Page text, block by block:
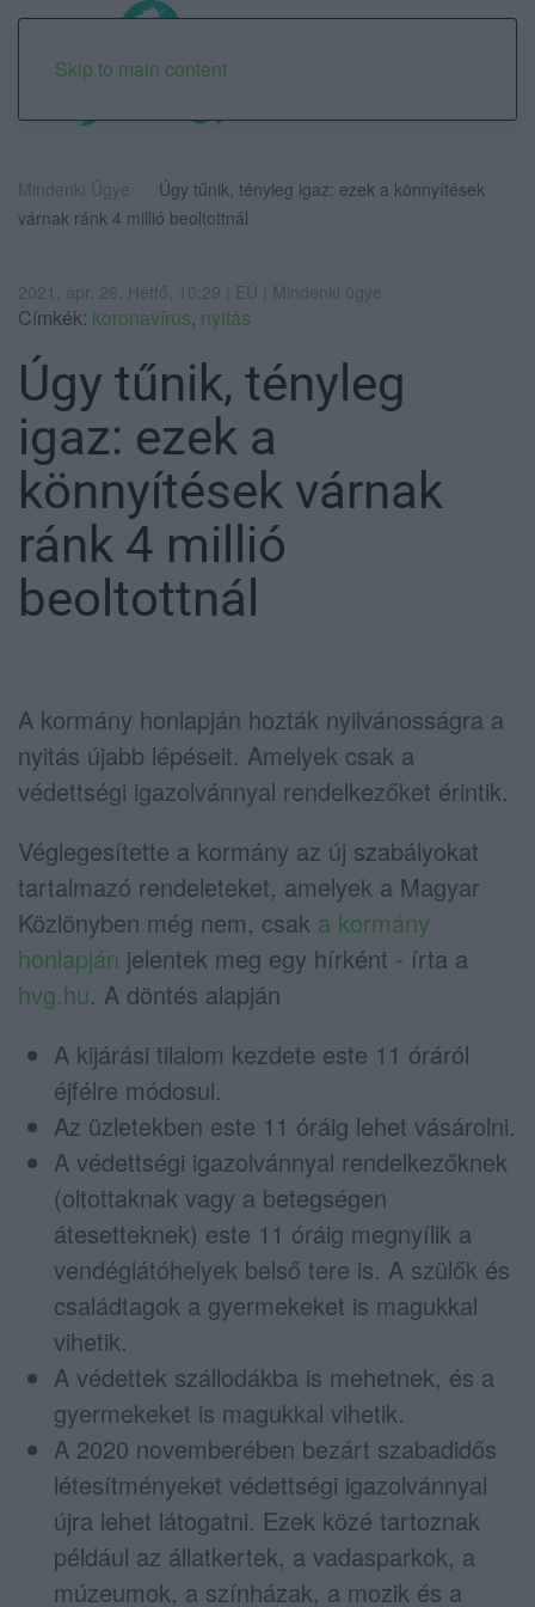
Skip to main content
Mindenki Ügye
Úgy tűnik, tényleg igaz: ezek a könnyítések
várnak ránk 4 millió beoltottnál
2021. ápr. 26. Hétfő, 10:29 | EÜ | Mindenki ügye
Címkék: koronavírus, nyitás
Úgy tűnik, tényleg
igaz: ezek a
könnyítések várnak
ránk 4 millió
beoltottnál
A kormány honlapján hozták nyilvánosságra a
nyitás újabb lépéseit. Amelyek csak a
védettségi igazolvánnyal rendelkezőket érintik.
Véglegesítette a kormány az új szabályokat
tartalmazó rendeleteket, amelyek a Magyar
Közlönyben még nem, csak a kormány
honlapján jelentek meg egy hírként - írta a
hvg.hu. A döntés alapján
A kijárási tilalom kezdete este 11 óráról
éjfélre módosul.
Az üzletekben este 11 óráig lehet vásárolni.
A védettségi igazolvánnyal rendelkezőknek
(oltottaknak vagy a betegségen
átesetteknek) este 11 óráig megnyílik a
vendéglátóhelyek belső tere is. A szülők és
családtagok a gyermekeket is magukkal
vihetik.
A védettek szállodákba is mehetnek, és a
gyermekeket is magukkal vihetik.
A 2020 novemberében bezárt szabadidős
létesítményeket védettségi igazolvánnyal
újra lehet látogatni. Ezek közé tartoznak
például az állatkertek, a vadasparkok, a
múzeumok, a színházak, a mozik és a